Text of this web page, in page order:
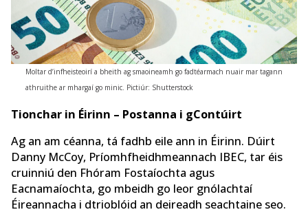
Moltar d’infheisteoirí a bheith ag smaoineamh go fadtéarmach nuair mar tagann
athruithe ar mhargaí go minic. Pictiúr: Shutterstock
Tionchar in Éirinn – Postanna i gContúirt
Ag an am céanna, tá fadhb eile ann in Éirinn. Dúirt
Danny McCoy, Príomhfheidhmeannach IBEC, tar éis
cruinniú den Fhóram Fostaíochta agus
Eacnamaíochta, go mbeidh go leor gnólachtaí
Éireannacha i dtrioblóid an deireadh seachtaine seo.